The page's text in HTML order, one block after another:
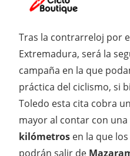
Tras la contrarreloj por
Extremadura, será la
campaña en la que
práctica del ciclismo, si
Toledo esta cita cobra
mayor al contar con
kilómetros en la que
podrán salir de